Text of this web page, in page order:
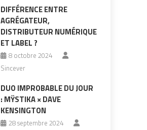
DIFFÉRENCE ENTRE
AGRÉGATEUR,
DISTRIBUTEUR NUMÉRIQUE
ET LABEL ?
8 octobre 2024
Sincever
DUO IMPROBABLE DU JOUR
: MŸSTIKA × DAVE
KENSINGTON
28 septembre 2024